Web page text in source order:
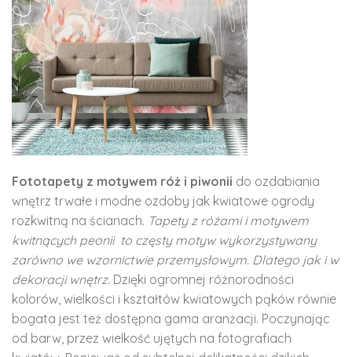
Fototapety z motywem róż i piwonii do ozdabiania
wnętrz trwałe i modne ozdoby jak kwiatowe ogrody
rozkwitną na ścianach. Tapety z różami i motywem
kwitnących peonii to częsty motyw wykorzystywany
zarówno we wzornictwie przemysłowym. Dlatego jak i w
dekoracji wnętrz. Dzięki ogromnej różnorodności
kolorów, wielkości i kształtów kwiatowych pąków równie
bogata jest też dostępna gama aranżacji. Poczynając
od barw, przez wielkość ujętych na fotografiach